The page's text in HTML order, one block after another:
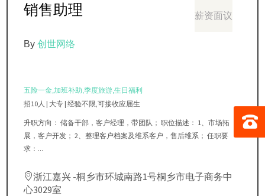
销售助理 薪资面议
By创世网络
五险一金,加班补助,季度旅游,生日福利
招10人 | 大专 | 经验不限,可接收应届生
升职方向： 储备干部，客户经理，带团队； 职位描述： 1、市场拓
展，客户开发； 2、整理客户档案及维系客户，售后维系； 任职要
求：...
浙江嘉兴 -桐乡市环城南路1号桐乡市电子商务中
心3029室